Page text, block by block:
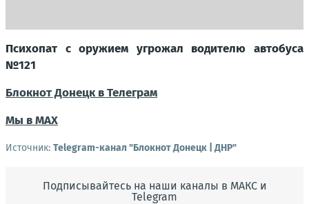
Психопат с оружием угрожал водителю автобуса
№121
Блокнот Донецк в Телеграм
Мы в МАХ
Источник: Telegram-канал "Блокнот Донецк | ДНР"
Подписывайтесь на наши каналы в МАКС и
Telegram